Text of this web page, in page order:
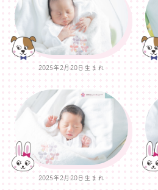
2025年2月20日生まれ
2025年2月20日生まれ